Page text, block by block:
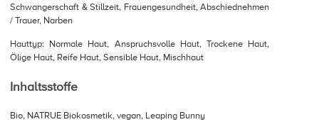
Schwangerschaft & Stillzeit, Frauengesundheit, Abschiednehmen
/ Trauer, Narben
Hauttyp: Normale Haut, Anspruchsvolle Haut, Trockene Haut,
Ölige Haut, Reife Haut, Sensible Haut, Mischhaut
Inhaltsstoffe
Bio, NATRUE Biokosmetik, vegan, Leaping Bunny